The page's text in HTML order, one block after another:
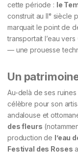
cette période : le
construit au IIᵉ siècle
marquait le point de
transportait l’eau vers
— une prouesse
Un
Au-delà de ses
célèbre pour son
andalouse et
des fleurs
production de l’eau
Festival des Roses